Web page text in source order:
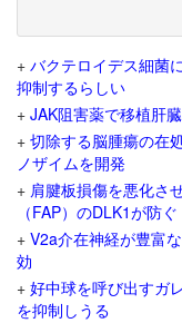
+ バクテロイデス細菌
抑制するらしい
+ JAK阻害薬で移植肝
+ 切除する脳腫瘍の在
ノザイムを開発
+ 肩腱板損傷を悪化さ
（FAP）のDLK1が防ぐ
+ V2a介在神経が豊富
効
+ 好中球を呼び出すガ
を抑制しうる